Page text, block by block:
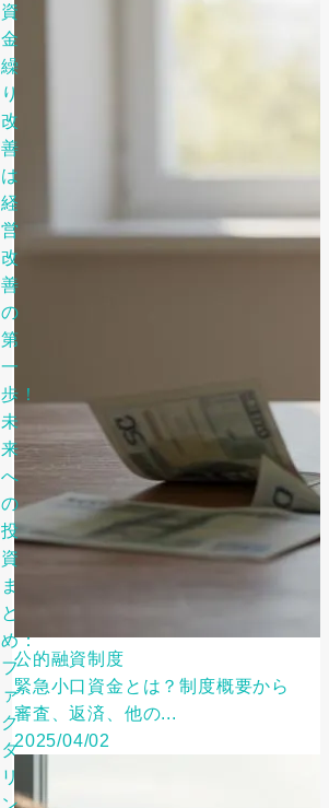
資
金
繰
り
改
善
は
経
営
改
善
の
第
一
歩！
未
来
へ
の
投
資
ま
と
め：
フ
ァ
ク
タ
リ
ン
公的融資制度
緊急小口資金とは？制度概要から
審査、返済、他の...
2025/04/02